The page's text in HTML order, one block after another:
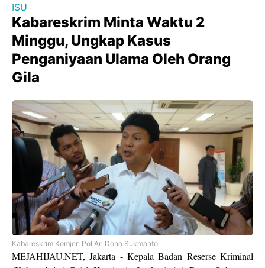
ISU
Kabareskrim Minta Waktu 2
Minggu, Ungkap Kasus
Penganiyaan Ulama Oleh Orang
Gila
Kabareskrim Komjen Pol Ari Dono Sukmanto
MEJAHIJAU.NET, Jakarta - Kepala Badan Reserse Kriminal